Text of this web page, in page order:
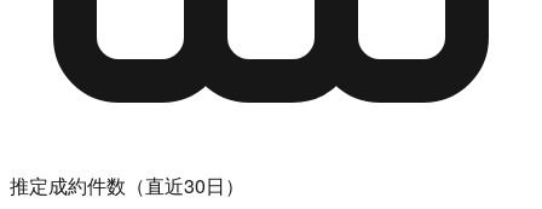
推定成約件数（直近30日）